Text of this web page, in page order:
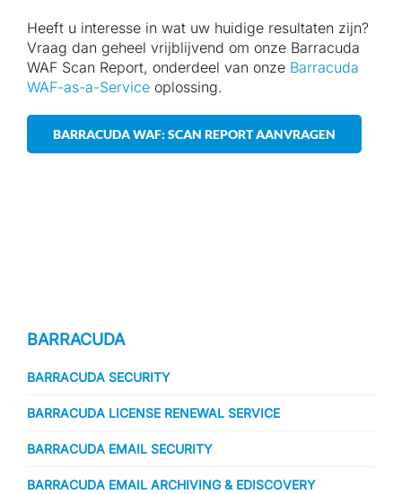
Heeft u interesse in wat uw huidige resultaten zijn?
Vraag dan geheel vrijblijvend om onze Barracuda
WAF Scan Report, onderdeel van onze Barracuda
WAF-as-a-Service oplossing.
BARRACUDA WAF: SCAN REPORT AANVRAGEN
BARRACUDA
BARRACUDA SECURITY
BARRACUDA LICENSE RENEWAL SERVICE
BARRACUDA EMAIL SECURITY
BARRACUDA EMAIL ARCHIVING & EDISCOVERY